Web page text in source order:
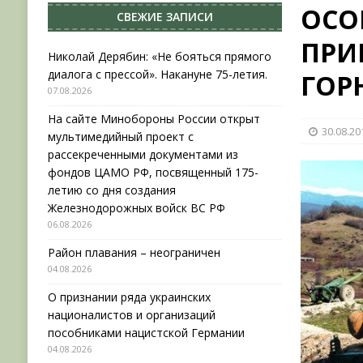
[ 04.08.2026 ] Район плавания – неограничен
[ 04.08.2026 ]
О признании ряда украинских
НОВОСТИ
[ 31.07.2026 ] АВГУСТ В ВОЕННОЙ ИСТОРИИ
[ 07.08.2026 ]
Николай Дерябин: «Не бояться
СВЕЖИЕ ЗАПИСИ
Николай Дерябин: «Не бояться прямого
диалога с прессой». Накануне 75-летия.
07.08.2026
На сайте Минобороны России открыт
мультимедийный проект с
рассекреченными документами из
фондов ЦАМО РФ, посвященный 175-
летию со дня создания
Железнодорожных войск ВС РФ
06.08.2026
Район плавания – неограничен
04.08.2026
О признании ряда украинских
националистов и организаций
пособниками нацистской Германии
04.08.2026